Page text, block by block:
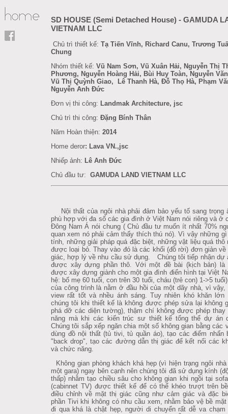
SD HOUSE (Semi Detached House) - GAMUDA
VIETNAM LLC
Chủ trì thiết kế: Tạ Tiến Vĩnh, Richard Canu, Trương
Chung
Nhóm thiết kế: Vũ Nam Sơn, Vũ Xuân Hải, Nguyễn Thị
Phương, Nguyễn Hoàng Hải, Bùi Huy Toàn, Nguyễn
Vũ Thị Quỳnh Giao, Lê Thanh Hà, Đỗ Thọ Hà, Phạm
Nguyễn Anh Đức
Đơn vị thi công: Landmak Architecture, jsc
Chủ trì thi công: Đặng Bính Thân
Năm Hoàn thiện: 2014
Home deror: Lava VN.,jsc
Nhiếp ảnh: Lê Anh Đức
Chủ đầu tư: GAMUDA LAND VIETNAM LLC
Nội thất của ngôi nhà phải đảm bảo yếu tố sang trọng
phù hợp với đa số các gia đình ở Việt Nam nói riêng và ở
Đông Nam Á nói chung ( Chủ đầu tư muốn ít nhất 70%
quan xem nó phải cảm thấy thích thú nó). Vì vậy những
tính, những giải pháp quá đặc biệt, những vật liệu quá thô
được loại bỏ. Thay vào đó là các khối (đồ rời) đơn giản về
giác, hợp lý về nhu cầu sử dụng. Chúng tôi tiếp nhận dự
được xây dựng phần thô. Với một đề bài (kịch bản) là
được xây dựng giành cho một gia đình điển hình tại Việt
hệ: bố mẹ 60 tuổi, con trên 30 tuổi, cháu (trẻ con) 1->5
của công trình là nằm ở đầu hồi của một dãy nhà, vì vậy,
view rất tốt và nhều ánh sáng. Tuy nhiên khó khăn lớn
chúng tôi khi thiết kế là không được phép sửa lại không
phá dỡ các diện tường), thậm chí không được phép thay
năng mà khi các kiến trúc sư thiết kế tổng thể dự án
Chúng tôi sắp xếp ngăn chia một số không gian bằng các
dùng đồ nội thất (tủ tivi, tủ quần áo), tạo các điểm nhấn
"back drop", tạo các đường dẫn thị giác để kết nối các
và chức năng.
Không gian phòng khách khá hẹp (vì hiện trạng ngôi
một gara) ngay bên cạnh nên chúng tôi đã sử dụng kính
thấp) nhằm tạo chiều sâu cho không gian khi ngồi tại
(cabinnet TV) được thiết kế để có thể khéo trượt trên
điều chỉnh về mặt thị giác cũng như cảm giác và đặc
phần Tivi khi không có nhu cầu xem, nhằm bảo vệ bề
đi qua khá là chật hẹp, người di chuyển rất dễ va